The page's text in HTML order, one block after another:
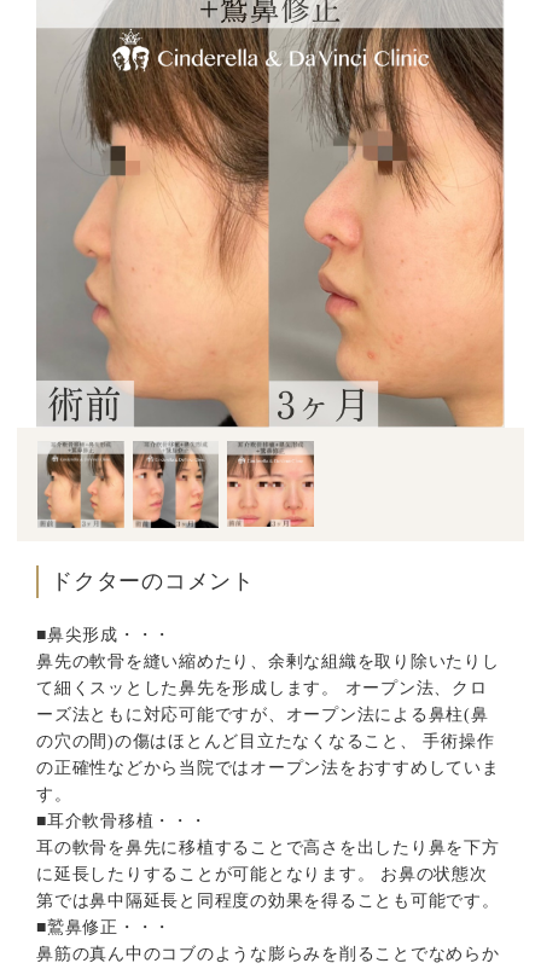
ドクターのコメント
■鼻尖形成・・・
鼻先の軟骨を縫い縮めたり、余剰な組織を取り除いたりし
て細くスッとした鼻先を形成します。 オープン法、クロ
ーズ法ともに対応可能ですが、オープン法による鼻柱(鼻
の穴の間)の傷はほとんど目立たなくなること、 手術操作
の正確性などから当院ではオープン法をおすすめしていま
す。
■耳介軟骨移植・・・
耳の軟骨を鼻先に移植することで高さを出したり鼻を下方
に延長したりすることが可能となります。 お鼻の状態次
第では鼻中隔延長と同程度の効果を得ることも可能です。
■鷲鼻修正・・・
鼻筋の真ん中のコブのような膨らみを削ることでなめらか